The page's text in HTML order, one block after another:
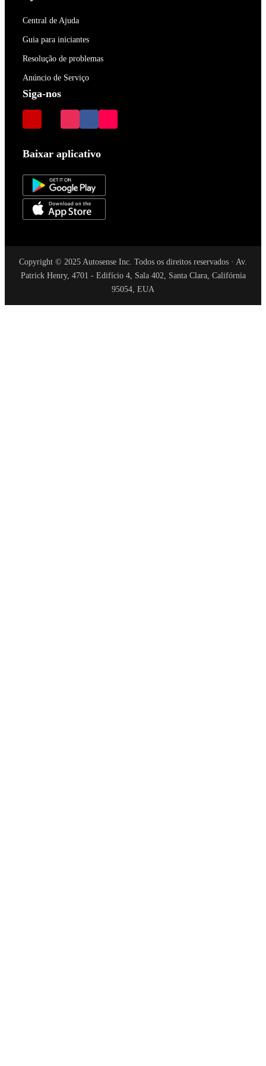
Central de Ajuda
Guia para iniciantes
Resolução de problemas
Anúncio de Serviço
Siga-nos
Baixar aplicativo
Copyright © 2025 Autosense Inc. Todos os direitos reservados · Av.
Patrick Henry, 4701 - Edifício 4, Sala 402, Santa Clara, Califórnia
95054, EUA